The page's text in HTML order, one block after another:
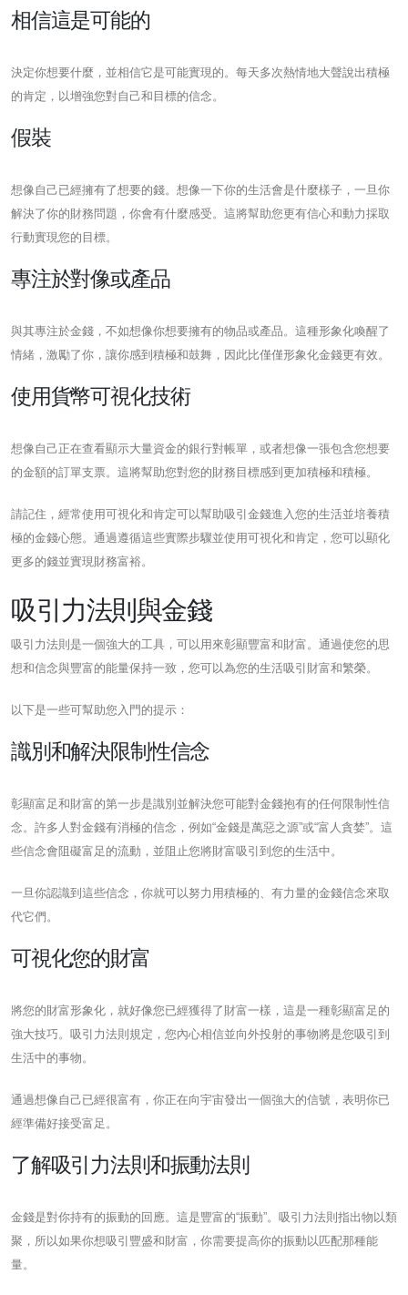
相信這是可能的
決定你想要什麼，並相信它是可能實現的。每天多次熱情地大聲說出積極
的肯定，以增強您對自己和目標的信念。
假裝
想像自己已經擁有了想要的錢。想像一下你的生活會是什麼樣子，一旦你
解決了你的財務問題，你會有什麼感受。這將幫助您更有信心和動力採取
行動實現您的目標。
專注於對像或產品
與其專注於金錢，不如想像你想要擁有的物品或產品。這種形象化喚醒了
情緒，激勵了你，讓你感到積極和鼓舞，因此比僅僅形象化金錢更有效。
使用貨幣可視化技術
想像自己正在查看顯示大量資金的銀行對帳單，或者想像一張包含您想要
的金額的訂單支票。這將幫助您對您的財務目標感到更加積極和積極。
請記住，經常使用可視化和肯定可以幫助吸引金錢進入您的生活並培養積
極的金錢心態。通過遵循這些實際步驟並使用可視化和肯定，您可以顯化
更多的錢並實現財務富裕。
吸引力法則與金錢
吸引力法則是一個強大的工具，可以用來彰顯豐富和財富。通過使您的思
想和信念與豐富的能量保持一致，您可以為您的生活吸引財富和繁榮。
以下是一些可幫助您入門的提示：
識別和解決限制性信念
彰顯富足和財富的第一步是識別並解決您可能對金錢抱有的任何限制性信
念。許多人對金錢有消極的信念，例如“金錢是萬惡之源”或“富人貪婪”。這
些信念會阻礙富足的流動，並阻止您將財富吸引到您的生活中。
一旦你認識到這些信念，你就可以努力用積極的、有力量的金錢信念來取
代它們。
可視化您的財富
將您的財富形象化，就好像您已經獲得了財富一樣，這是一種彰顯富足的
強大技巧。吸引力法則規定，您內心相信並向外投射的事物將是您吸引到
生活中的事物。
通過想像自己已經很富有，你正在向宇宙發出一個強大的信號，表明你已
經準備好接受富足。
了解吸引力法則和振動法則
金錢是對你持有的振動的回應。這是豐富的“振動”。吸引力法則指出物以類
聚，所以如果你想吸引豐盛和財富，你需要提高你的振動以匹配那種能
量。